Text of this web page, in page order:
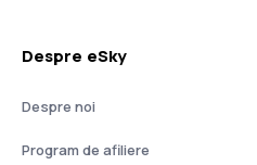
Despre eSky
Despre noi
Program de afiliere